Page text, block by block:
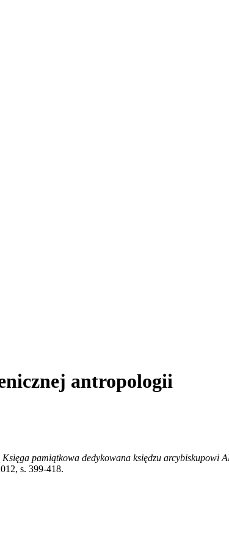
antropologii
Księga pamiątkowa dedykowana księdzu arcybiskupowi
s. 399-418.